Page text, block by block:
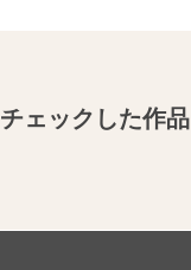
チェックした作品